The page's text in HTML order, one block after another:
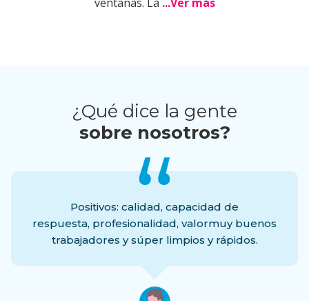
¿Qué dice la gente
sobre nosotros?
Positivos: calidad, capacidad de
respuesta, profesionalidad, valormuy buenos
trabajadores y súper limpios y rápidos.